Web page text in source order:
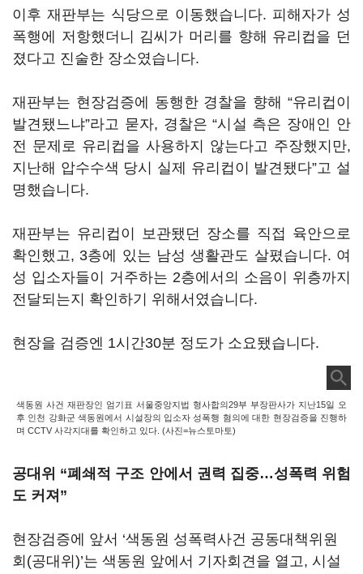
이후 재판부는 식당으로 이동했습니다. 피해자가 성
폭행에 저항했더니 김씨가 머리를 향해 유리컵을 던
졌다고 진술한 장소였습니다.
재판부는 현장검증에 동행한 경찰을 향해 “유리컵이
발견됐느냐”라고 묻자, 경찰은 “시설 측은 장애인 안
전 문제로 유리컵을 사용하지 않는다고 주장했지만,
지난해 압수수색 당시 실제 유리컵이 발견됐다”고 설
명했습니다.
재판부는 유리컵이 보관됐던 장소를 직접 육안으로
확인했고, 3층에 있는 남성 생활관도 살폈습니다. 여
성 입소자들이 거주하는 2층에서의 소음이 위층까지
전달되는지 확인하기 위해서였습니다.
현장을 검증엔 1시간30분 정도가 소요됐습니다.
색동원 사건 재판장인 엄기표 서울중앙지법 형사합의29부 부장판사가 지난15일 오
후 인천 강화군 색동원에서 시설장의 입소자 성폭행 혐의에 대한 현장검증을 진행하
며 CCTV 사각지대를 확인하고 있다. (사진=뉴스토마토)
공대위 “폐쇄적 구조 안에서 권력 집중…성폭력 위험
도 커져”
현장검증에 앞서 ‘색동원 성폭력사건 공동대책위원
회(공대위)’는 색동원 앞에서 기자회견을 열고, 시설